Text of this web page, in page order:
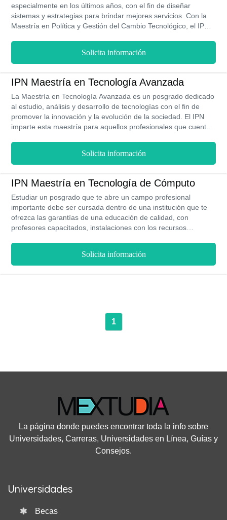
especialmente en los últimos años, con el fin de diseñar
sistemas y estrategias para brindar mejores servicios. Con la
Maestría en Política y Gestión del Cambio Tecnológico, el IPN
mejor relación con la tecnología, y así se puedan crear
resultados óptimos. Este posgrado se ve de forma presencial y
tiene una duración de dos años.
Solicita información
IPN Maestría en Tecnología Avanzada
La Maestría en Tecnología Avanzada es un posgrado dedicado
al estudio, análisis y desarrollo de tecnologías con el fin de
promover la innovación y la evolución de la sociedad. El IPN
imparte esta maestría para aquellos profesionales que cuenten
investigaciones para obtener resultados más óptimos en los
diferentes sistemas tecnológicos. La duración de este
programa es de dos años ya que el plan de estudios está
conformado por cuatro semestres.
Solicita información
IPN Maestría en Tecnología de Cómputo
Estudiar un posgrado que te abre un campo profesional
importante debe ser cursada dentro de una institución que te
ofrezca las garantías de una educación de calidad, con
profesores capacitados, instalaciones con los recursos
de los mercados actuales, es así como en tan solo dos años
presenciales encontrarás todos estos beneficios y más si
Solicita información
1
La página donde puedes encontrar toda la info sobre
Universidades, Carreras, Universidades en Línea, Guías y
Consejos.
Universidades
Becas